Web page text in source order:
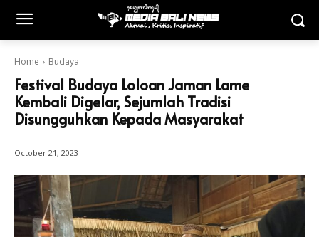
Home Budaya
Festival Budaya Loloan Jaman Lame
Kembali Digelar, Sejumlah Tradisi
Disungguhkan Kepada Masyarakat
October 21, 2023